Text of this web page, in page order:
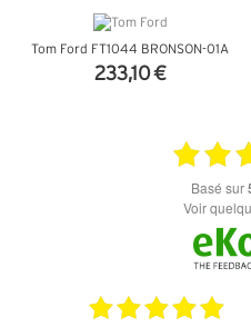
Tom Ford FT1044 BRONSON-01A
233,10 €
basé sur
Voir